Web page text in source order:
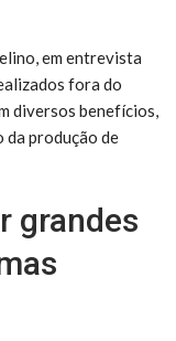
em entrevista
fora do
diversos benefícios,
da produção de
grandes